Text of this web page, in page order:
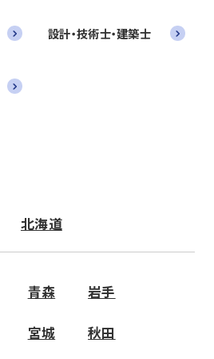
設計・技術士・建築士
北海道
青森 岩手
宮城 秋田